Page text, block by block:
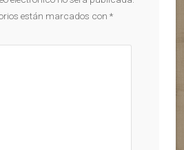
están marcados con *